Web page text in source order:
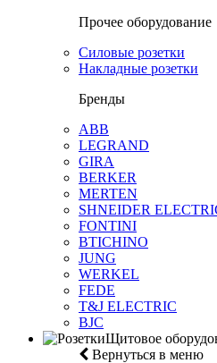
Прочее оборудование
Силовые розетки
Накладные розетки
Бренды
ABB
LEGRAND
GIRA
BERKER
MERTEN
SHNEIDER
FONTINI
BTICHINO
JUNG
WERKEL
FEDE
T&J ELECTRIC
BJC
Щитовое
Вернуться в меню